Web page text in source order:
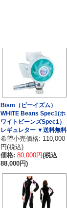
Bism（ビーイズム）
WHITE Beans Spec1(ホ
ワイトビーンズSpec1）
レギュレター ▼送料無料
希望小売価格: 110,000
円(税込)
価格: 80,000円(税込
88,000円)